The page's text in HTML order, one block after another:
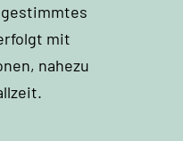
mit
nahezu